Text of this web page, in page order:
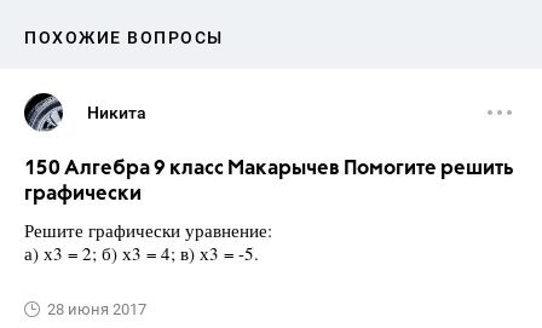
ПОХОЖИЕ ВОПРОСЫ
Никита
150 Алгебра 9 класс Макарычев Помогите решить
графически
Решите графически уравнение:
а) х3 = 2; б) х3 = 4; в) х3 = -5.
28 июня 2017